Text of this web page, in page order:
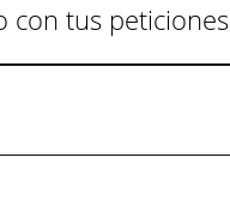
con tus peticiones